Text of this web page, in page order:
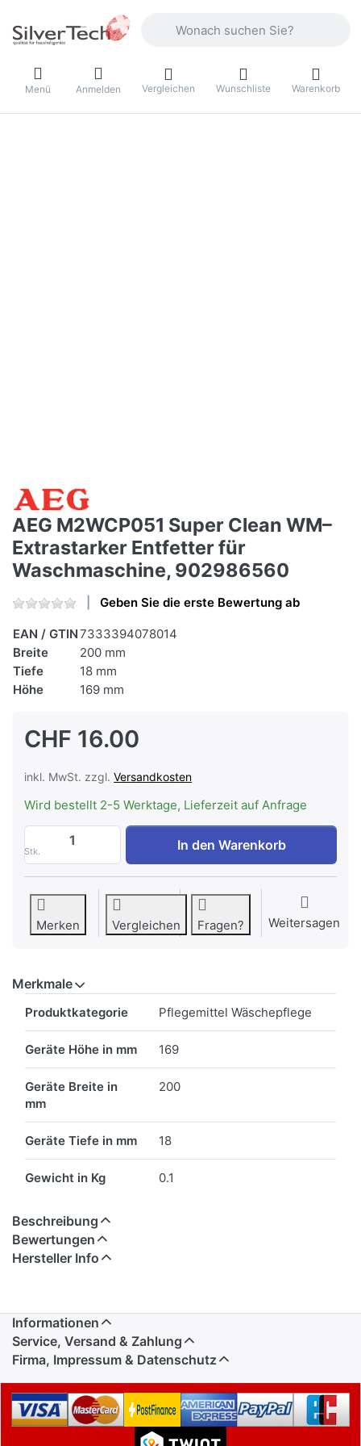
Menü Anmelden Vergleichen Wunschliste Warenkorb
AEG M2WCP051 Super Clean WM–
Extrastarker Entfetter für
Waschmaschine, 902986560
Geben Sie die erste Bewertung ab
EAN / GTIN7333394078014
Breite
200 mm
Tiefe
18 mm
Höhe
169 mm
CHF 16.00
inkl. MwSt. zzgl. Versandkosten
Wird bestellt 2-5 Werktage, Lieferzeit auf Anfrage
Stk.
AEG M2WCP051 Super Clean
In den Warenkorb
Merken Vergleichen Fragen? Weitersagen
Merkmale
Produktkategorie Pflegemittel Wäschepflege
Geräte Höhe in mm 169
Geräte Breite in
mm
200
Geräte Tiefe in mm 18
Gewicht in Kg 0.1
Beschreibung
Bewertungen
Hersteller Info
Informationen
Service, Versand & Zahlung
Firma, Impressum & Datenschutz